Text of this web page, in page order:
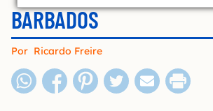
BARBADOS
Por Ricardo Freire